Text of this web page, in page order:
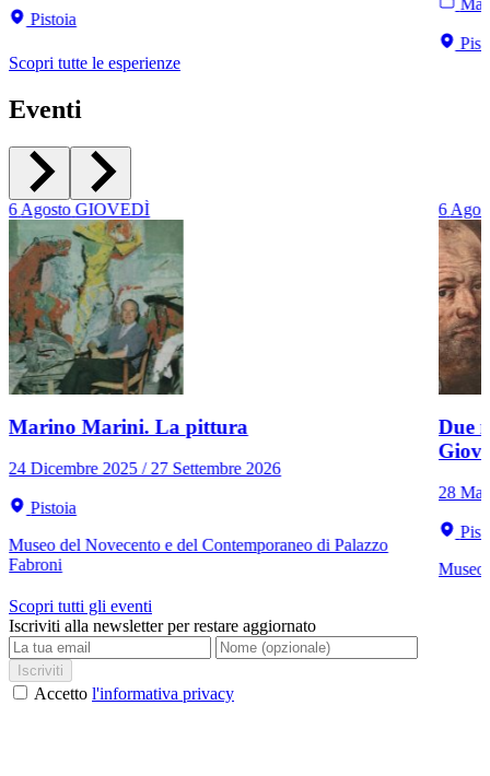
Pistoia
Scopri tutte le esperienze
Eventi
6Agosto GIOVEDÌ
Marino Marini. La pittura
24 Dicembre 2025 / 27 Settembre 2026
Pistoia
Museo del Novecento e del Contemporaneo di Palazzo
Fabroni
6
Due
28
Museo
Scopri tutti gli eventi
Iscriviti alla newsletter per restare aggiornato
Iscriviti
Accetto l'informativa privacy